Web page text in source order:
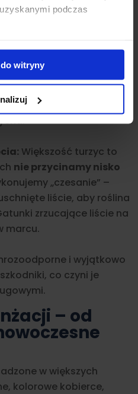
podczas
witryny
słońce, które podbija
żyzne i stale
Są idealne do
wodnych oraz miejsc,
Większość turzyc to
nie przycinamy nisko
„czesanie” –
liście, aby roślina
zrzucające liście na
marcu.
i wyjątkowo
co czyni je
– od
w większych
kolorowe kobierce,